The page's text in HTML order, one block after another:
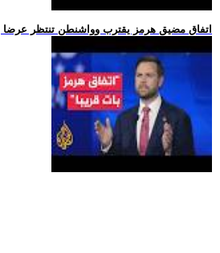
.. اتفاق مضيق هرمز يقترب وواشنطن تنتظر عرضا